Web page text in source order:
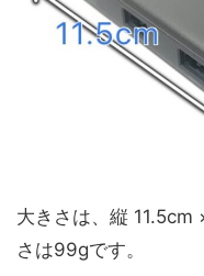
大きさは、縦
さは99gです。